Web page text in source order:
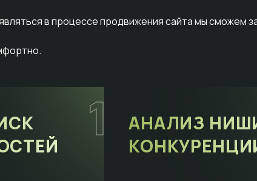
в процессе продвижения сайта мы сможем
1
АНАЛИЗ